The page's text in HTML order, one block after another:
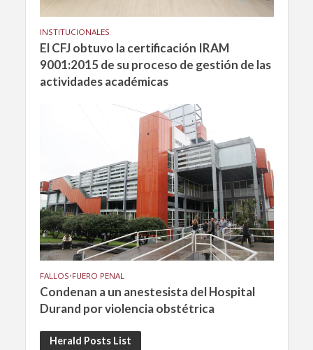
INSTITUCIONALES
El CFJ obtuvo la certificación IRAM
9001:2015 de su proceso de gestión de las
actividades académicas
FALLOS•FUERO PENAL
Condenan a un anestesista del Hospital
Durand por violencia obstétrica
Herald Posts List